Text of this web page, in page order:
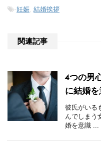
-妊娠 結婚挨拶
関連記事
4つの男
に結婚
彼氏がいる
んでしまう
婚を意識 ...